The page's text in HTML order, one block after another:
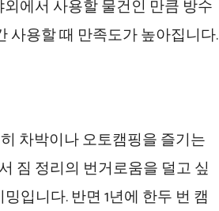
에서 사용할 물건인 만큼 방수
사용할 때 만족도가 높아집니다.
차박이나 오토캠핑을 즐기는
짐 정리의 번거로움을 덜고 싶
입니다. 반면 1년에 한두 번 캠